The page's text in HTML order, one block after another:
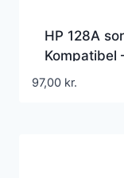
HP 128A
Kompatibel
97,00 kr.